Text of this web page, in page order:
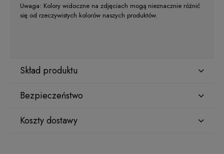
Uwaga: Kolory widoczne na zdjęciach mogą nieznacznie różnić
się od rzeczywistych kolorów naszych produktów.
Skład produktu
Bezpieczeństwo
Producent
Koszty dostawy